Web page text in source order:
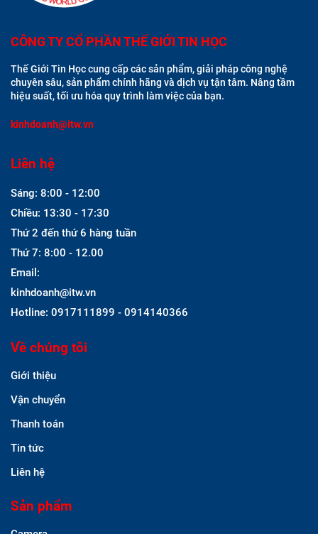
CÔNG TY CỔ PHẦN THẾ GIỚI TIN HỌC
Thế Giới Tin Học cung cấp các sản phẩm, giải pháp công nghệ
chuyên sâu, sản phẩm chính hãng và dịch vụ tận tâm. Nâng tầm
hiệu suất, tối ưu hóa quy trình làm việc của bạn.
kinhdoanh@itw.vn
Liên hệ
Sáng: 8:00 - 12:00
Chiều: 13:30 - 17:30
Thứ 2 đến thứ 6 hàng tuần
Thứ 7: 8:00 - 12.00
Email:
kinhdoanh@itw.vn
Hotline: 0917111899 - 0914140366
Về chúng tôi
Giới thiệu
Vận chuyển
Thanh toán
Tin tức
Liên hệ
Sản phẩm